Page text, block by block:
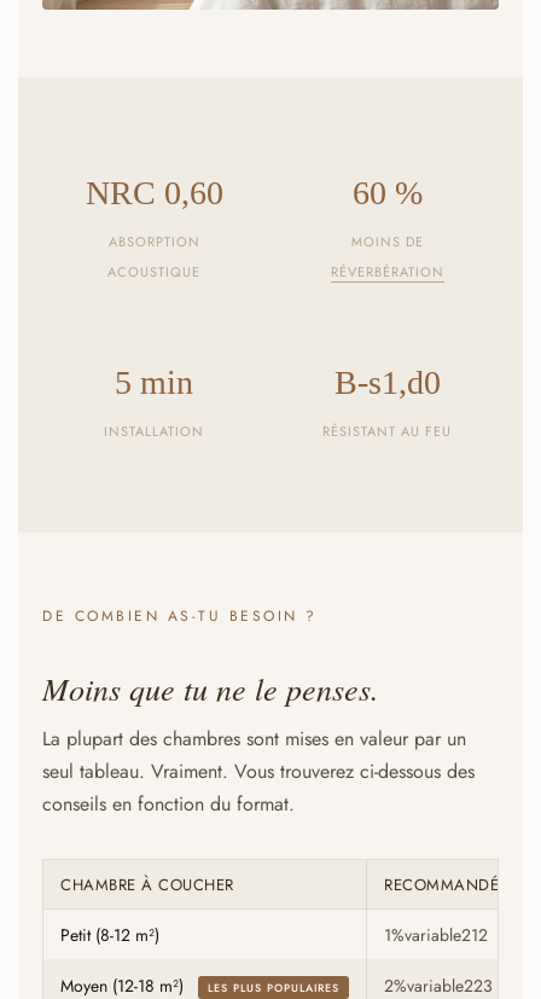
NRC 0,60
ABSORPTION
ACOUSTIQUE
60 %
MOINS DE
RÉVERBÉRATION
5 min
INSTALLATION
B-s1,d0
RÉSISTANT AU FEU
DE COMBIEN AS-TU BESOIN ?
Moins que tu ne le penses.
La plupart des chambres sont mises en valeur par un
seul tableau. Vraiment. Vous trouverez ci-dessous des
conseils en fonction du format.
CHAMBRE À COUCHER RECOMMANDÉ
Petit (8-12 m²) 1%variable212
Moyen (12-18 m²) LES PLUS POPULAIRES 2%variable223